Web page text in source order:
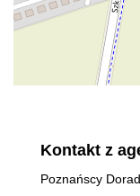
Kontakt z
Poznańscy